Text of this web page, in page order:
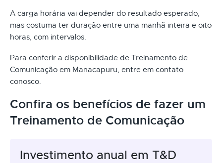
A carga horária vai depender do resultado esperado,
mas costuma ter duração entre uma manhã inteira e oito
horas, com intervalos.
Para conferir a disponibilidade de Treinamento de
Comunicação em Manacapuru, entre em contato
conosco.
Confira os benefícios de fazer um
Treinamento de Comunicação
Investimento anual em T&D